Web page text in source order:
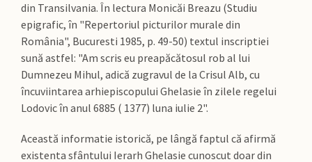
din Transilvania. În lectura Monicăi Breazu (Studiu
epigrafic, în "Repertoriul picturilor murale din
România", Bucuresti 1985, p. 49-50) textul inscriptiei
sună astfel: "Am scris eu preapăcătosul rob al lui
Dumnezeu Mihul, adică zugravul de la Crisul Alb, cu
încuviintarea arhiepiscopului Ghelasie în zilele regelui
Lodovic în anul 6885 ( 1377) luna iulie 2".
Această informatie istorică, pe lângă faptul că afirmă
existenta sfântului Ierarh Ghelasie cunoscut doar din